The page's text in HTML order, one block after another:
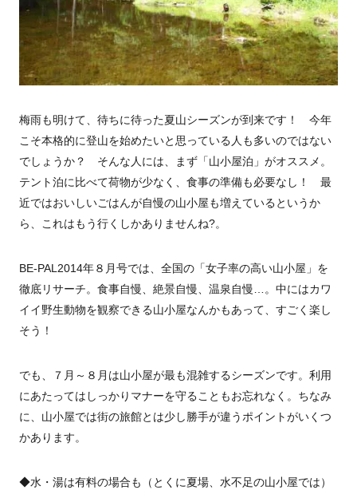
梅雨も明けて、待ちに待った夏山シーズンが到来です！ 今年
こそ本格的に登山を始めたいと思っている人も多いのではない
でしょうか？ そんな人には、まず「山小屋泊」がオススメ。
テント泊に比べて荷物が少なく、食事の準備も必要なし！ 最
近ではおいしいごはんが自慢の山小屋も増えているというか
ら、これはもう行くしかありませんね?。
BE-PAL2014年８月号では、全国の「女子率の高い山小屋」を
徹底リサーチ。食事自慢、絶景自慢、温泉自慢…。中にはカワ
イイ野生動物を観察できる山小屋なんかもあって、すごく楽し
そう！
でも、７月～８月は山小屋が最も混雑するシーズンです。利用
にあたってはしっかりマナーを守ることもお忘れなく。ちなみ
に、山小屋では街の旅館とは少し勝手が違うポイントがいくつ
かあります。
◆水・湯は有料の場合も（とくに夏場、水不足の山小屋では）